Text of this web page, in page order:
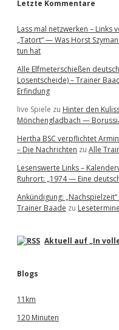
Letzte Kommentare
Lass mal netzwerken – Links
„Tatort“ — Was Horst
tun hat
Alle Elfmeterschießen
Losentscheide) – Trainer
Erfindung
live Spiele zu Hinter den
Mönchengladbach —
Hertha BSC verpflichtet
– Die Nachrichten zu Alle
Lesenswerte Links –
Ruhrort: „1974 — Eine
Ankündigung:
Trainer Baade zu Lesetermine
Aktuell auf „In
Blogs
11km
120 Minuten